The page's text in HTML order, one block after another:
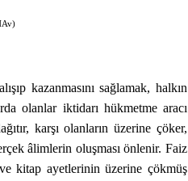
kazanmasını sağlamak, halkın
olanlar iktidarı hükmetme aracı
karşı olanların üzerine çöker,
âlimlerin oluşması önlenir. Faiz
kitap ayetlerinin üzerine çökmüş